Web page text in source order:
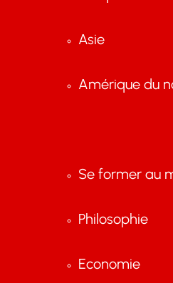
Asie
Amérique du
Se former au
Philosophie
Economie